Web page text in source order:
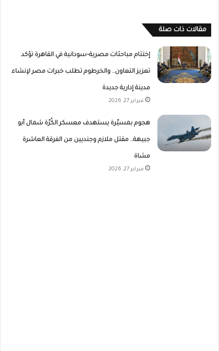
مقالات ذات صلة
إختتام مباحثات مصرية–سودانية في القاهرة تؤكد
تعزيز التعاون.. والخرطوم تطلب خبرات مصر لإنشاء
مدينة إدارية جديدة
فبراير 27, 2026
هجوم بمسيّرة يستهدف معسكر الكُرّة شمال أبو
جبيهة.. مقتل ملازم وجنديين من الفرقة العاشرة
مشاة
فبراير 27, 2026